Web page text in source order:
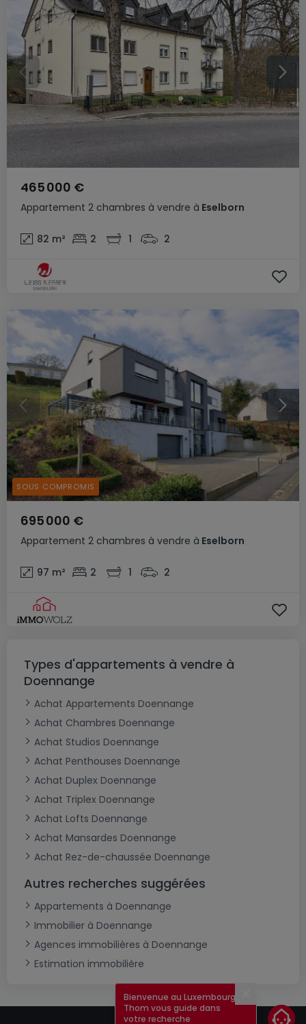
Appartement 2 chambres à vendre à Eselborn
465 000 €
82 m² 2 1 2
Appartement 2 chambres à vendre à Eselborn
695 000 €
97 m² 2 1 2
SOUS COMPROMIS
Types d'appartements à vendre à
Doennange
Achat Appartements Doennange
Achat Chambres Doennange
Achat Studios Doennange
Achat Penthouses Doennange
Achat Duplex Doennange
Achat Triplex Doennange
Achat Lofts Doennange
Achat Mansardes Doennange
Achat Rez-de-chaussée Doennange
Autres recherches suggérées
Appartements à Doennange
Immobilier à Doennange
Agences immobilières à Doennange
Estimation immobilière
Bienvenue au Luxembourg !
Thom vous guide dans
votre recherche